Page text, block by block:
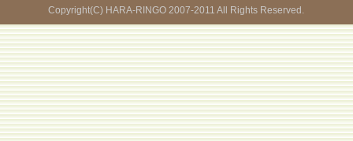
Copyright(C) HARA-RINGO 2007-2011 All Rights Reserved.